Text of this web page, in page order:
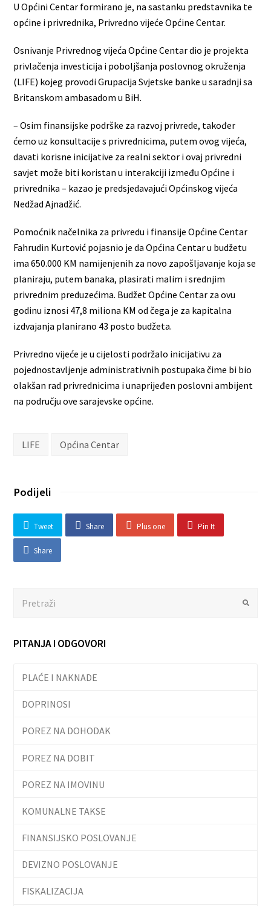
U Općini Centar formirano je, na sastanku predstavnika te
općine i privrednika, Privredno vijeće Općine Centar.
Osnivanje Privrednog vijeća Općine Centar dio je projekta
privlačenja investicija i poboljšanja poslovnog okruženja
(LIFE) kojeg provodi Grupacija Svjetske banke u saradnji sa
Britanskom ambasadom u BiH.
– Osim finansijske podrške za razvoj privrede, također
ćemo uz konsultacije s privrednicima, putem ovog vijeća,
davati korisne inicijative za realni sektor i ovaj privredni
savjet može biti koristan u interakciji između Općine i
privrednika – kazao je predsjedavajući Općinskog vijeća
Nedžad Ajnadžić.
Pomoćnik načelnika za privredu i finansije Općine Centar
Fahrudin Kurtović pojasnio je da Općina Centar u budžetu
ima 650.000 KM namijenjenih za novo zapošljavanje koja se
planiraju, putem banaka, plasirati malim i srednjim
privrednim preduzećima. Budžet Općine Centar za ovu
godinu iznosi 47,8 miliona KM od čega je za kapitalna
izdvajanja planirano 43 posto budžeta.
Privredno vijeće je u cijelosti podržalo inicijativu za
pojednostavljenje administrativnih postupaka čime bi bio
olakšan rad privrednicima i unaprijeđen poslovni ambijent
na području ove sarajevske općine.
LIFE Općina Centar
Podijeli
Tweet Share Plus one Pin It
Share
PITANJA I ODGOVORI
PLAĆE I NAKNADE
DOPRINOSI
POREZ NA DOHODAK
POREZ NA DOBIT
POREZ NA IMOVINU
KOMUNALNE TAKSE
FINANSIJSKO POSLOVANJE
DEVIZNO POSLOVANJE
FISKALIZACIJA